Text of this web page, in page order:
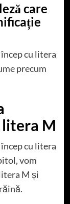
care
cu litera
precum
litera M
cu litera
vom
M și